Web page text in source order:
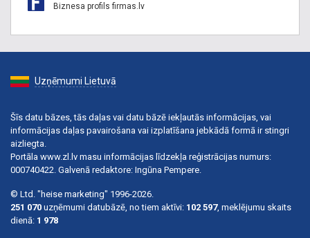
Biznesa profils firmas.lv
Uzņēmumi Lietuvā
Šīs datu bāzes, tās daļas vai datu bāzē iekļautās informācijas, vai
informācijas daļas pavairošana vai izplatīšana jebkādā formā ir stingri
aizliegta.
Portāla www.zl.lv masu informācijas līdzekļa reģistrācijas numurs:
000740422. Galvenā redaktore: Ingūna Pempere.
© Ltd. "heise marketing" 1996-2026.
251 070 uzņēmumi datubāzē, no tiem aktīvi: 102 597, meklējumu skaits
dienā: 1 978